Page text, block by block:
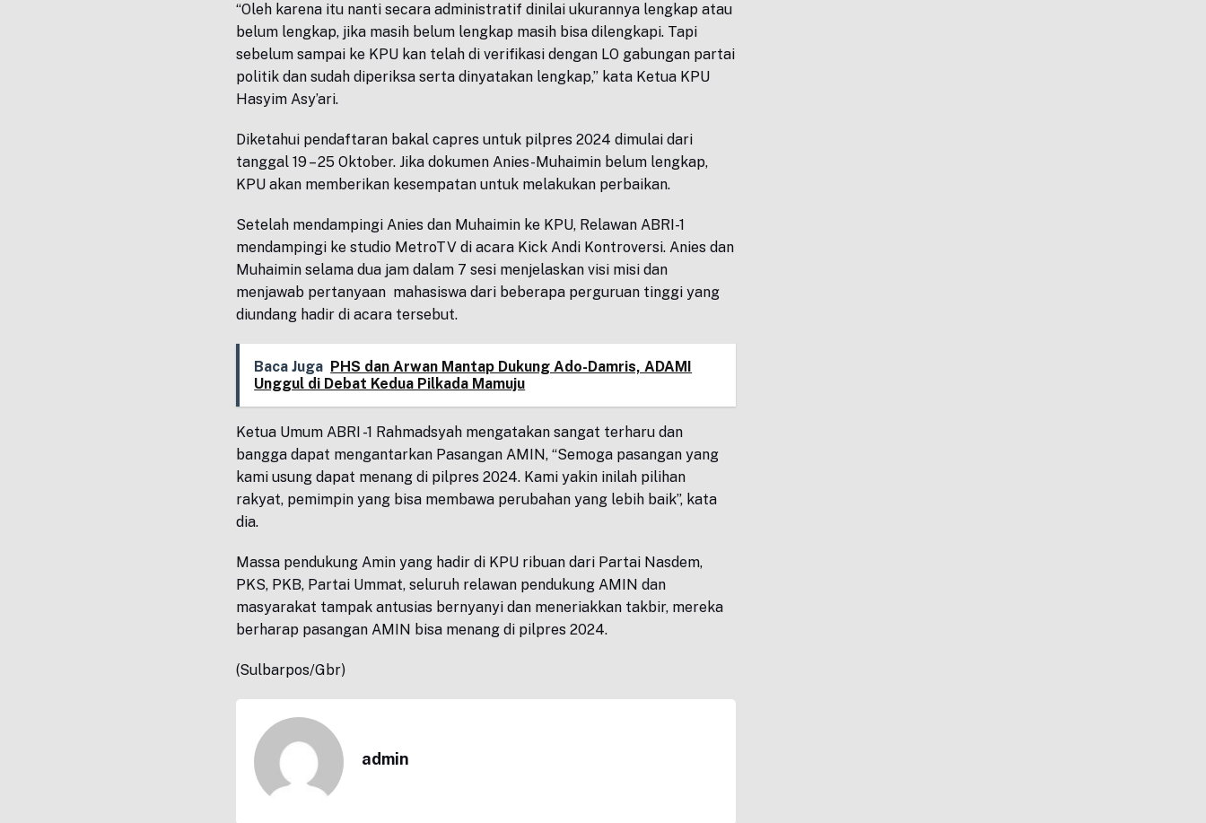
“Oleh karena itu nanti secara administratif dinilai ukurannya lengkap atau
belum lengkap, jika masih belum lengkap masih bisa dilengkapi. Tapi
sebelum sampai ke KPU kan telah di verifikasi dengan LO gabungan partai
politik dan sudah diperiksa serta dinyatakan lengkap,” kata Ketua KPU
Hasyim Asy’ari.
Diketahui pendaftaran bakal capres untuk pilpres 2024 dimulai dari
tanggal 19 – 25 Oktober. Jika dokumen Anies-Muhaimin belum lengkap,
KPU akan memberikan kesempatan untuk melakukan perbaikan.
Setelah mendampingi Anies dan Muhaimin ke KPU, Relawan ABRI-1
mendampingi ke studio MetroTV di acara Kick Andi Kontroversi. Anies dan
Muhaimin selama dua jam dalam 7 sesi menjelaskan visi misi dan
menjawab pertanyaan mahasiswa dari beberapa perguruan tinggi yang
diundang hadir di acara tersebut.
Baca Juga PHS dan Arwan Mantap Dukung Ado-Damris, ADAMI
Unggul di Debat Kedua Pilkada Mamuju
Ketua Umum ABRI -1 Rahmadsyah mengatakan sangat terharu dan
bangga dapat mengantarkan Pasangan AMIN, “Semoga pasangan yang
kami usung dapat menang di pilpres 2024. Kami yakin inilah pilihan
rakyat, pemimpin yang bisa membawa perubahan yang lebih baik”, kata
dia.
Massa pendukung Amin yang hadir di KPU ribuan dari Partai Nasdem,
PKS, PKB, Partai Ummat, seluruh relawan pendukung AMIN dan
masyarakat tampak antusias bernyanyi dan meneriakkan takbir, mereka
berharap pasangan AMIN bisa menang di pilpres 2024.
(Sulbarpos/Gbr)
admin